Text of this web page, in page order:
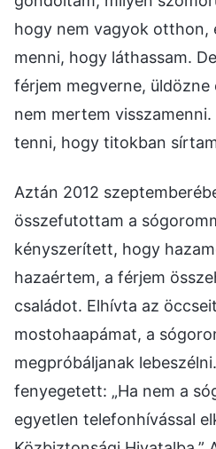
hogy nem vagyok otthon,
menni, hogy láthassam.
férjem megverne, üldözne
nem mertem
tenni, hogy titokban
Aztán 2012
összefutottam a
kényszerített, hogy
hazaértem, a férjem
családot. Elhívta az
mostohaapámat, a
megpróbáljanak
fenyegetett: „Ha nem a
egyetlen telefonhívással